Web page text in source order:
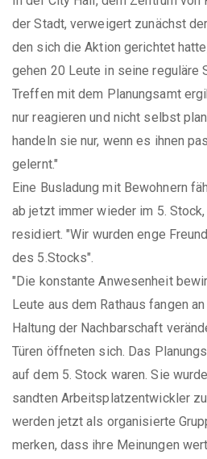
der Stadt, verweigert zunächst
den sich die Aktion gerichtet
gehen 20 Leute in seine reguläre
Treffen mit dem Planungsamt
nur reagieren und nicht selbst
handeln sie nur, wenn es ihnen
gelernt."
Eine Busladung mit Bewohnern
ab jetzt immer wieder im 5.
residiert. "Wir wurden enge
des 5.Stocks".
"Die konstante Anwesenheit
Leute aus dem Rathaus fangen
Haltung der Nachbarschaft
Türen öffneten sich. Das
auf dem 5. Stock waren. Sie
sandten Arbeitsplatzentwickler
werden jetzt als organisierte
merken, dass ihre Meinungen